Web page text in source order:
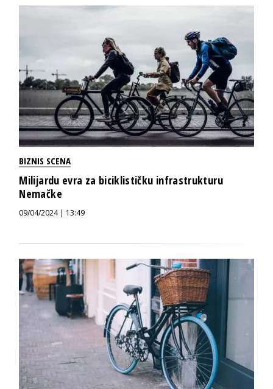
BIZNIS SCENA
Milijardu evra za biciklističku infrastrukturu
Nemačke
09/04/2024 | 13:49